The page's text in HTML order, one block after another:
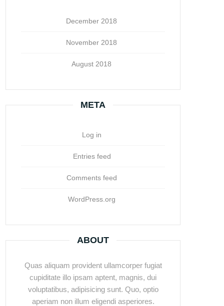
December 2018
November 2018
August 2018
META
Log in
Entries feed
Comments feed
WordPress.org
ABOUT
Quas aliquam provident ullamcorper fugiat
cupiditate illo ipsam aptent, magnis, dui
voluptatibus, adipisicing sunt. Quo, optio
aperiam non illum eligendi asperiores.